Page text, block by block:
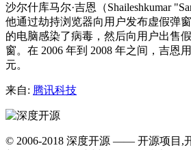
沙尔什库马尔·吉恩（Shaileshkumar
他通过劫持浏览器向用户发布虚假弹
的电脑感染了病毒，然后向用户出售
窗。在 2006 年到 2008 年之间，吉恩
元。
来自: 腾讯科技
© 2006-2018 深度开源 —— 开源项目,